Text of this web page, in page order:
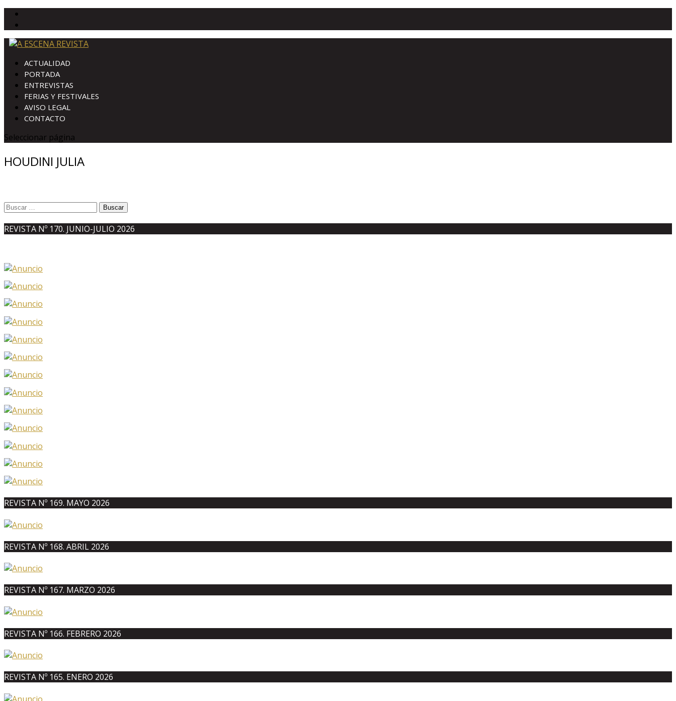
ACTUALIDAD
PORTADA
ENTREVISTAS
FERIAS Y FESTIVALES
AVISO LEGAL
CONTACTO
Seleccionar página
HOUDINI JULIA
Buscar:
REVISTA Nº 170. JUNIO-JULIO 2026
REVISTA Nº 169. MAYO 2026
REVISTA Nº 168. ABRIL 2026
REVISTA Nº 167. MARZO 2026
REVISTA Nº 166. FEBRERO 2026
REVISTA Nº 165. ENERO 2026